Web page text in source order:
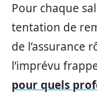
Pour chaque
tentation de
de l’assurance
l’imprévu
pour quels